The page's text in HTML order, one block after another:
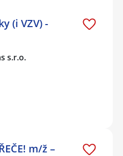
(i VZV) -
s.r.o.
m/ž –